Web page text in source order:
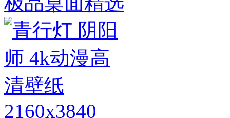
2160x3840